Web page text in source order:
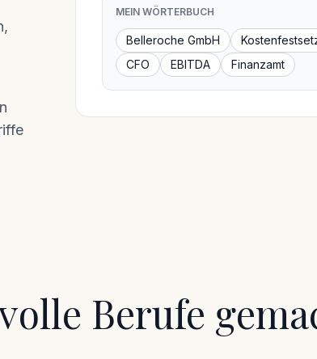
MEIN WÖRTERBUCH
Belleroche GmbH
CFO
EBITDA Finanzamt
Berufe